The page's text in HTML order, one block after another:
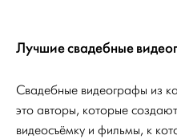
Лучшие свадебные
Свадебные видеографы из
это авторы, которые
видеосъёмку и фильмы, к